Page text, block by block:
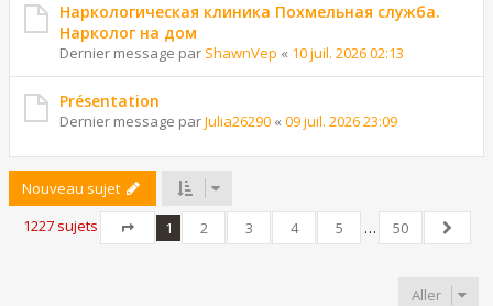
Наркологическая клиника Похмельная служба.
Нарколог на дом
Dernier message par ShawnVep « 10 juil. 2026 02:13
Présentation
Dernier message parJulia26290 « 09 juil. 2026 23:09
Nouveau sujet
1227 sujets
Page
sur50
1 2 3 4 5 …
50
Suivant
Aller